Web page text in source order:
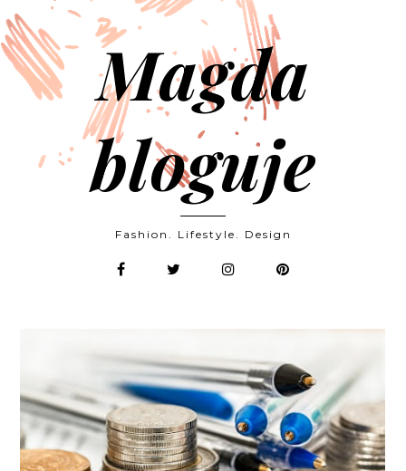
Magda
bloguje
Fashion. Lifestyle. Design